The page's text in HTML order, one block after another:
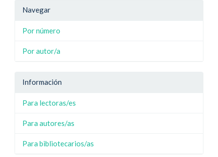
Navegar
Por número
Por autor/a
Información
Para lectoras/es
Para autores/as
Para bibliotecarios/as